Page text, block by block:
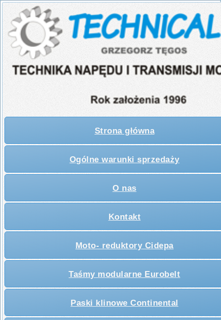
Strona główna
Ogólne warunki sprzedaży
O nas
Kontakt
Moto- reduktory Cidepa
Taśmy modularne Eurobelt
Paski klinowe Continental